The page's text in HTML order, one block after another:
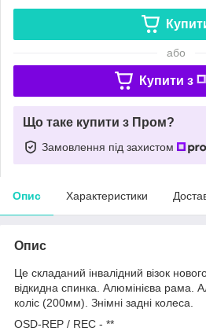
або
Купити з
Що таке купити з Пром?
Замовлення під захистом
Опис Характеристики
Опис
Це складаний інвалідний візок
відкидна спинка. Алюмінієва рама.
коліс (200мм). Знімні задні колеса.
OSD-REP / REC - **